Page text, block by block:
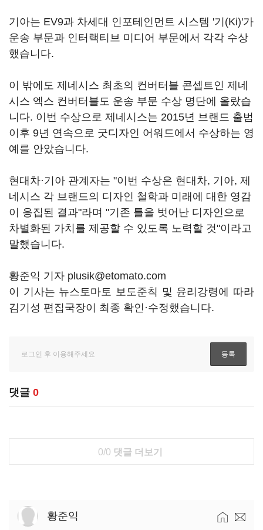
기아는 EV9과 차세대 인포테인먼트 시스템 '기(Ki)'가
운송 부문과 인터랙티브 미디어 부문에서 각각 수상
했습니다.
이 밖에도 제네시스 최초의 컨버터블 콘셉트인 제네
시스 엑스 컨버터블도 운송 부문 수상 명단에 올랐습
니다. 이번 수상으로 제네시스는 2015년 브랜드 출범
이후 9년 연속으로 굿디자인 어워드에서 수상하는 영
예를 안았습니다.
현대차·기아 관계자는 "이번 수상은 현대차, 기아, 제
네시스 각 브랜드의 디자인 철학과 미래에 대한 영감
이 응집된 결과"라며 "기존 틀을 벗어난 디자인으로
차별화된 가치를 제공할 수 있도록 노력할 것"이라고
말했습니다.
황준익 기자 plusik@etomato.com
이 기사는 뉴스토마토 보도준칙 및 윤리강령에 따라
김기성 편집국장이 최종 확인·수정했습니다.
댓글 0
0/0 댓글 더보기
황준익